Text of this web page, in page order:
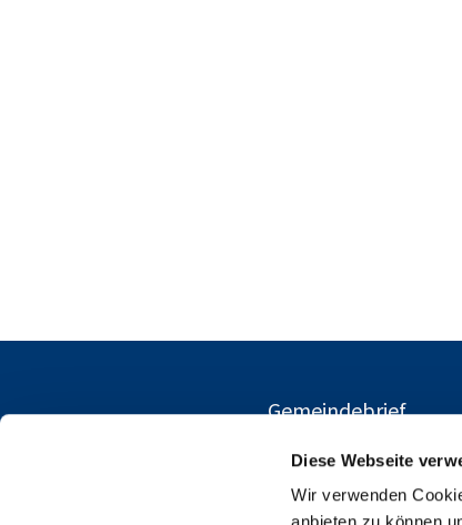
Diese Webseite
Wir verwenden
Gemeindebrief